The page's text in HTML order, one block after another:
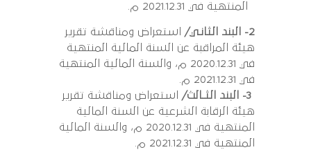
المنتهية في 2021.12.31 م.
2- البند الثانـي/
استعراض ومناقشة تقرير
هيئة المراقبة عن السنة المالية المنتهية
في 2020.12.31 م، والسنة المالية المنتهية
في 2021.12.31 م.
3- البند الثـالث/
استعراض ومناقشة تقرير
هيئة الرقابة الشرعية عن السنة المالية
المنتهية في 2020.12.31 م، والسنة المالية
المنتهية في 2021.12.31 م.